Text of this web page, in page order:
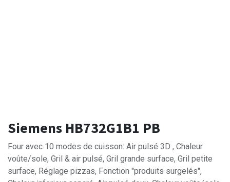
Siemens HB732G1B1 PB
Four avec 10 modes de cuisson: Air pulsé 3D , Chaleur
voûte/sole, Gril & air pulsé, Gril grande surface, Gril petite
surface, Réglage pizzas, Fonction "produits surgelés",